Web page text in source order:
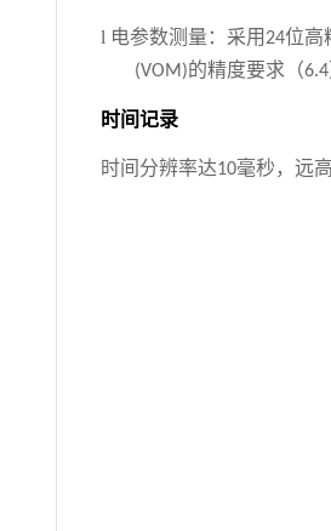
l 电参数测量：采用 24位高
(VOM)的精度要求（6.4
时间记录
时间分辨率达10毫秒，远